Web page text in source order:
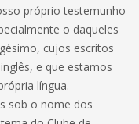
próprio testemunho
o daqueles
cujos escritos
e que estamos
língua.
sob o nome dos